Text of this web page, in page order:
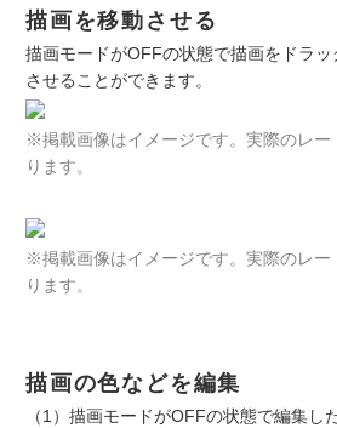
描画を移動させる
描画モードがOFFの状態で描画をドラ
させることができます。
※掲載画像はイメージです。実際のレー
ります。
※掲載画像はイメージです。実際のレー
ります。
描画の色などを編集
（1）描画モードがOFFの状態で編集し